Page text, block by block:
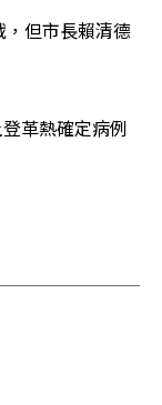
但市長賴清德
革熱確定病例